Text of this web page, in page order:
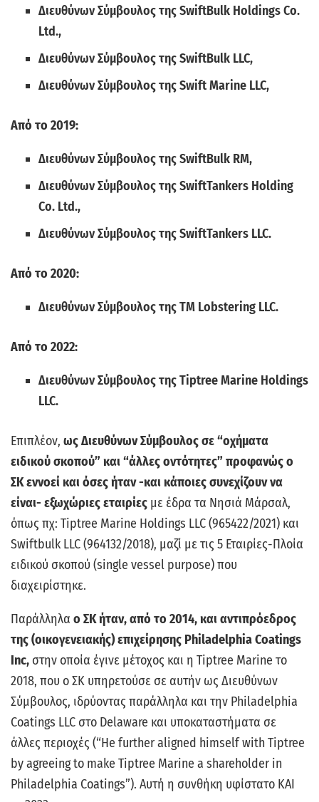
Διευθύνων Σύμβουλος της SwiftBulk Holdings Co.
Ltd.,
Διευθύνων Σύμβουλος της SwiftBulk LLC,
Διευθύνων Σύμβουλος της Swift Marine LLC,
Από το 2019:
Διευθύνων Σύμβουλος της SwiftBulk RM,
Διευθύνων Σύμβουλος της SwiftTankers Holding
Co. Ltd.,
Διευθύνων Σύμβουλος της SwiftTankers LLC.
Από το 2020:
Διευθύνων Σύμβουλος της TM Lobstering LLC.
Από το 2022:
Διευθύνων Σύμβουλος της Tiptree Marine Holdings
LLC.
Επιπλέον, ως Διευθύνων Σύμβουλος σε “οχήματα
ειδικού σκοπού” και “άλλες οντότητες” προφανώς ο
ΣΚ εννοεί και όσες ήταν -και κάποιες συνεχίζουν να
είναι- εξωχώριες εταιρίες με έδρα τα Νησιά Μάρσαλ,
όπως πχ: Tiptree Marine Holdings LLC (965422/2021) και
Swiftbulk LLC (964132/2018), μαζί με τις 5 Εταιρίες-Πλοία
ειδικού σκοπού (single vessel purpose) που
διαχειρίστηκε.
Παράλληλα ο ΣΚ ήταν, από το 2014, και αντιπρόεδρος
της (οικογενειακής) επιχείρησης Philadelphia Coatings
Ιnc, στην οποία έγινε μέτοχος και η Tiptree Marine το
2018, που ο ΣΚ υπηρετούσε σε αυτήν ως Διευθύνων
Σύμβουλος, ιδρύοντας παράλληλα και την Philadelphia
Coatings LLC στο Delaware και υποκαταστήματα σε
άλλες περιοχές (“He further aligned himself with Tiptree
by agreeing to make Tiptree Marine a shareholder in
Philadelphia Coatings”). Αυτή η συνθήκη υφίστατο ΚΑΙ